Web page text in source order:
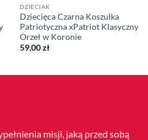
DZIECIAK
Dziecięca Czarna Koszulka
Patriotyczna xPatriot Klasyczny
Orzeł w Koronie
59,00zł
misji, jaką przed sobą